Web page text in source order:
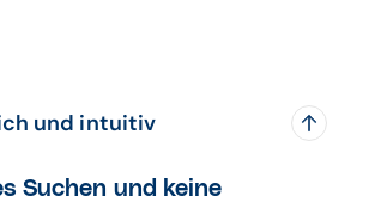
und intuitiv
Suchen und keine